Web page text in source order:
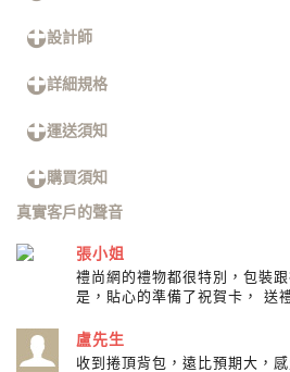
設計師
詳細規格
運送須知
購買須知
真實客戶的聲音
張小姐
禮尚網的禮物都很特別，包裝
是，貼心的準備了祝賀卡， 送
盧先生
收到捲頂背包，遠比預期大，